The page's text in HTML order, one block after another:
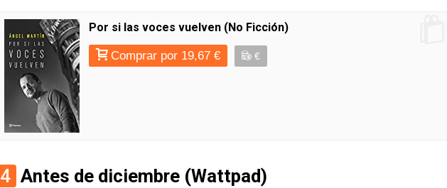
Por si las voces vuelven (No Ficción)
Comprar por 19,67 € €
4 Antes de diciembre (Wattpad)